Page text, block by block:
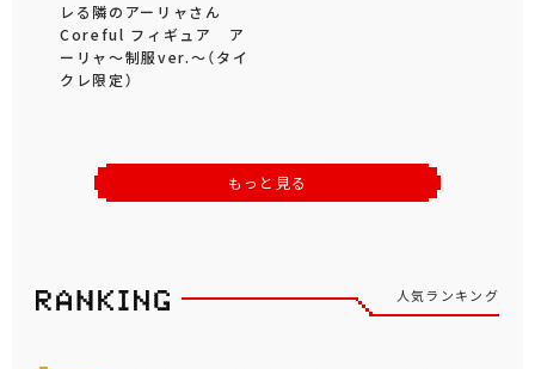
レる隣のアーリャさん
Coreful フィギュア ア
ーリャ～制服ver.～（タイ
クレ限定）
もっと見る
人気ランキング